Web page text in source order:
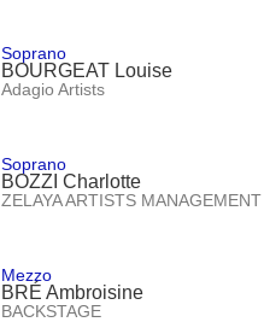
Soprano
BOURGEAT Louise
Adagio Artists
Soprano
BOZZI Charlotte
ZELAYA ARTISTS MANAGEMENT
Mezzo
BRÉ Ambroisine
BACKSTAGE